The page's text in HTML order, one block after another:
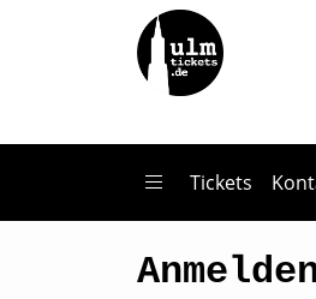
Zum Hauptinhalt springen
Tickets